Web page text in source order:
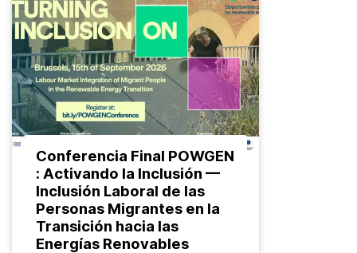
Conferencia Final POWGEN
: Activando la Inclusión —
Inclusión Laboral de las
Personas Migrantes en la
Transición hacia las
Energías Renovables